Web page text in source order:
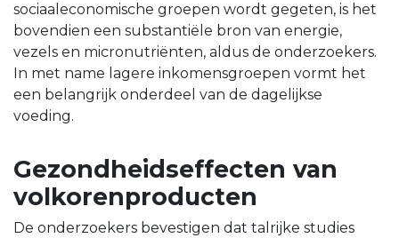
sociaaleconomische groepen wordt gegeten, is het
bovendien een substantiële bron van energie,
vezels en micronutriënten, aldus de onderzoekers.
In met name lagere inkomensgroepen vormt het
een belangrijk onderdeel van de dagelijkse
voeding.
Gezondheidseffecten van
volkorenproducten
De onderzoekers bevestigen dat talrijke studies